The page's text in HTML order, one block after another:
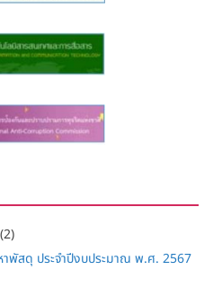
(2)
าพัสดุ ประจำปีงบประมาณ พ.ศ. 2567